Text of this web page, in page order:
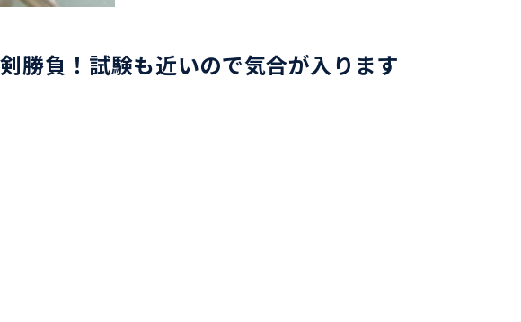
勝負！試験も近いので気合が入ります